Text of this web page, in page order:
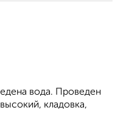
вода. Проведен
кладовка,